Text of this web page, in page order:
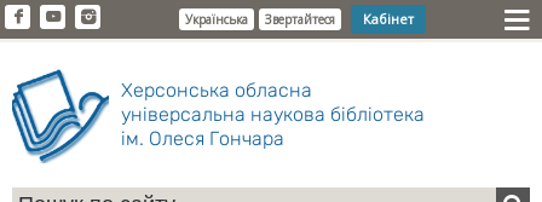
Українська Звертайтеся Кабінет
Херсонська обласна
універсальна наукова бібліотека
ім. Олеся Гончара